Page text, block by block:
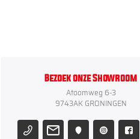
Bezoek onze Showroom
Atoomweg 6-3
9743AK GRONINGEN